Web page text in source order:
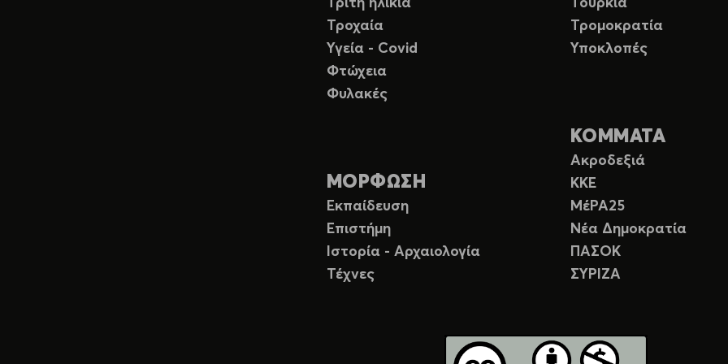
Τρίτη ηλικία
Τροχαία
Υγεία - Covid
Φτώχεια
Φυλακές
ΜΟΡΦΩΣΗ
Εκπαίδευση
Επιστήμη
Ιστορία - Αρχαιολογία
Τέχνες
Τουρκία
Τρομοκρατία
Υποκλοπές
ΚΟΜΜΑΤΑ
Ακροδεξιά
ΚΚΕ
ΜέΡΑ25
Νέα Δημοκρατία
ΠΑΣΟΚ
ΣΥΡΙΖΑ